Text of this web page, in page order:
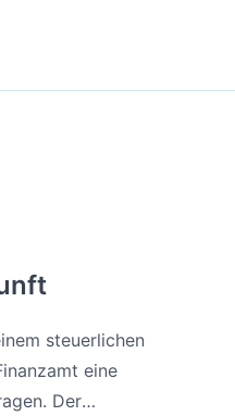
steuerlichen
eine
Der